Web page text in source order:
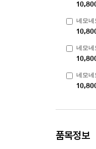
네모네
네모네
네모네
품목정보